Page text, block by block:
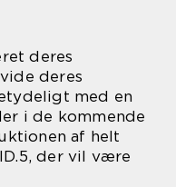
deres
deres
med en
i de kommende
af helt
der vil være